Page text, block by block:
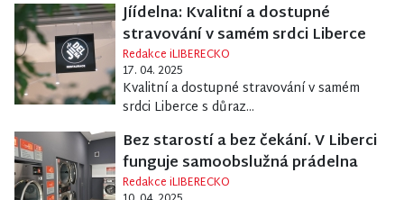
Jíídelna: Kvalitní a dostupné
stravování v samém srdci Liberce
Redakce iLIBERECKO
17. 04. 2025
Kvalitní a dostupné stravování v samém
srdci Liberce s důraz...
Bez starostí a bez čekání. V Liberci
funguje samoobslužná prádelna
Redakce iLIBERECKO